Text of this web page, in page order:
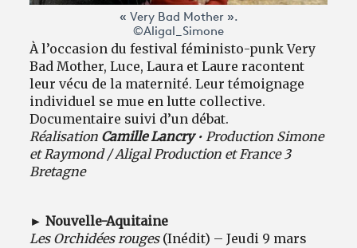
« Very Bad Mother ».
©Aligal_Simone
À l’occasion du festival féministo-punk Very
Bad Mother, Luce, Laura et Laure racontent
leur vécu de la maternité. Leur témoignage
individuel se mue en lutte collective.
Documentaire suivi d’un débat.
Réalisation Camille Lancry• Production Simone
et Raymond / Aligal Production et France 3
Bretagne
► Nouvelle-Aquitaine
Les Orchidées rouges(Inédit) – Jeudi 9 mars